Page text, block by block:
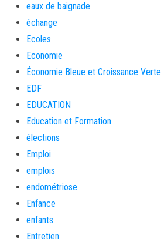
eaux de baignade
échange
Ecoles
Economie
Économie Bleue et Croissance Verte
EDF
EDUCATION
Education et Formation
élections
Emploi
emplois
endométriose
Enfance
enfants
Entretien